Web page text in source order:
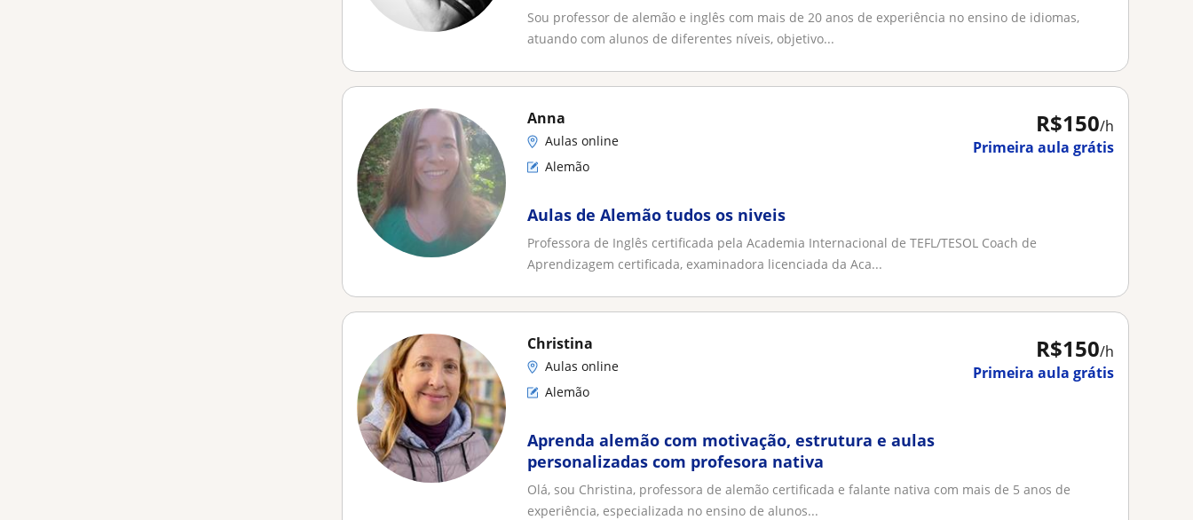
Sou professor de alemão e inglês com mais de 20 anos de experiência no ensino de idiomas,
atuando com alunos de diferentes níveis, objetivo...
R$150/h
Primeira aula grátis
Anna
Aulas online
Alemão
Aulas de Alemão tudos os niveis
Professora de Inglês certificada pela Academia Internacional de TEFL/TESOL Coach de
Aprendizagem certificada, examinadora licenciada da Aca...
R$150/h
Primeira aula grátis
Christina
Aulas online
Alemão
Aprenda alemão com motivação, estrutura e aulas
personalizadas com profesora nativa
Olá, sou Christina, professora de alemão certificada e falante nativa com mais de 5 anos de
experiência, especializada no ensino de alunos...